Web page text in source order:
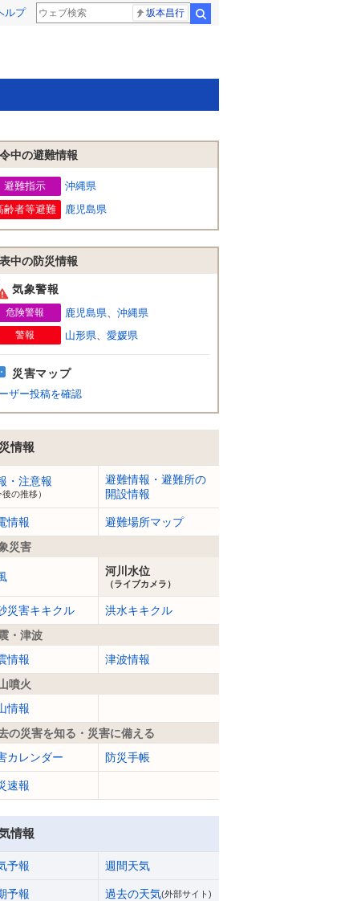
ルプ 坂本昌行
中の避難情報
避難指示
沖縄県
齢者等避難
鹿児島県
中の防災情報
気象警報
危険警報 鹿児島県、 沖縄県
警報 山形県、 愛媛県
災害マップ
ザー投稿を確認
情報
・注意報
後の推移）
避難情報・避難所の
開設情報
情報
避難場所マップ
災害
河川水位
（ライブカメラ）
災害キキクル
洪水キキクル
・津波
情報
津波情報
噴火
情報
の災害を知る・災害に備える
カレンダー
防災手帳
速報
情報
予報 週間天気
予報 過去の天気(外部サイト)